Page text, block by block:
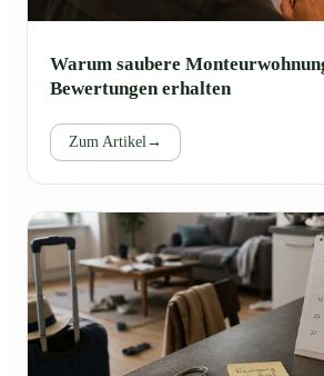
Warum saubere
Bewertungen erhalten
Zum Artikel →